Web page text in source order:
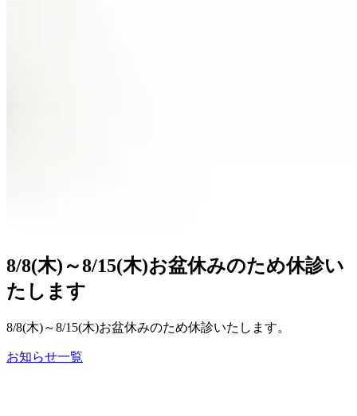
8/8(木)～8/15(木)お盆休みのため休診い
たします
8/8(木)～8/15(木)お盆休みのため休診いたします。
お知らせ一覧